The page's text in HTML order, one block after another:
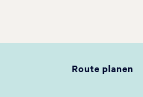
Route planen